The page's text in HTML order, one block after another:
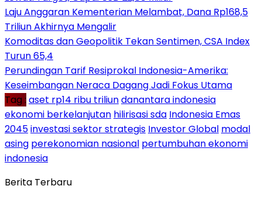
Laju Anggaran Kementerian Melambat, Dana Rp168,5
Triliun Akhirnya Mengalir
Komoditas dan Geopolitik Tekan Sentimen, CSA Index
Turun 65,4
Perundingan Tarif Resiprokal Indonesia-Amerika:
Keseimbangan Neraca Dagang Jadi Fokus Utama
Tag : aset rp14 ribu triliundanantara indonesia
ekonomi berkelanjutan hilirisasi sda Indonesia Emas
2045investasi sektor strategis Investor Global modal
asing perekonomian nasional pertumbuhan ekonomi
indonesia
Berita Terbaru